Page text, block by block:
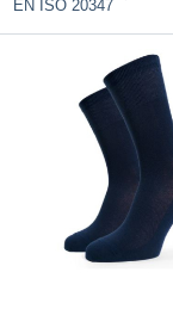
EN ISO 20347